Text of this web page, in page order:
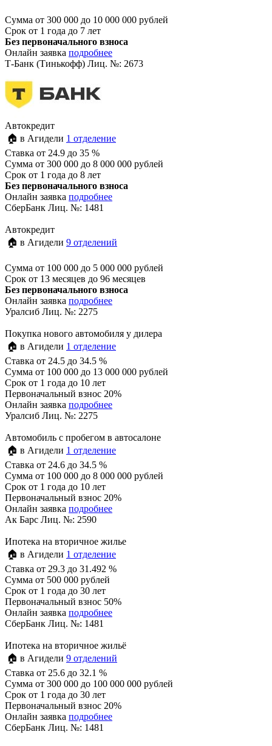
Сумма от 300 000 до 10 000 000 рублей
Срок от 1 года до 7 лет
Без первоначального взноса
Онлайн заявка подробнее
Т-Банк (Тинькофф) Лиц. №: 2673
Автокредит
🏠 в Агидели 1 отделение
Ставка от 24.9 до 35 %
Сумма от 300 000 до 8 000 000 рублей
Срок от 1 года до 8 лет
Без первоначального взноса
Онлайн заявка подробнее
СберБанк Лиц. №: 1481
Автокредит
🏠 в Агидели 9 отделений
Сумма от 100 000 до 5 000 000 рублей
Срок от 13 месяцев до 96 месяцев
Без первоначального взноса
Онлайн заявка подробнее
Уралсиб Лиц. №: 2275
Покупка нового автомобиля у дилера
🏠 в Агидели 1 отделение
Ставка от 24.5 до 34.5 %
Сумма от 100 000 до 13 000 000 рублей
Срок от 1 года до 10 лет
Первоначальный взнос 20%
Онлайн заявка подробнее
Уралсиб Лиц. №: 2275
Автомобиль с пробегом в автосалоне
🏠 в Агидели 1 отделение
Ставка от 24.6 до 34.5 %
Сумма от 100 000 до 8 000 000 рублей
Срок от 1 года до 10 лет
Первоначальный взнос 20%
Онлайн заявка подробнее
Ак Барс Лиц. №: 2590
Ипотека на вторичное жилье
🏠 в Агидели 1 отделение
Ставка от 29.3 до 31.492 %
Сумма от 500 000 рублей
Срок от 1 года до 30 лет
Первоначальный взнос 50%
Онлайн заявка подробнее
СберБанк Лиц. №: 1481
Ипотека на вторичное жильё
🏠 в Агидели 9 отделений
Ставка от 25.6 до 32.1 %
Сумма от 300 000 до 100 000 000 рублей
Срок от 1 года до 30 лет
Первоначальный взнос 20%
Онлайн заявка подробнее
СберБанк Лиц. №: 1481